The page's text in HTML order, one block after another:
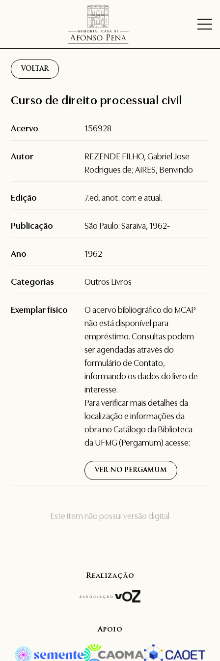
VOLTAR
Este item não possui versão digital
Curso de direito processual civil
Acervo 156928
Autor
REZENDE FILHO, Gabriel Jose
Rodrigues de; AIRES, Benvindo
Edição 7.ed. anot. corr. e atual.
Publicação São Paulo: Saraiva, 1962-
Ano 1962
Categorias Outros Livros
Exemplar físico
O acervo bibliográfico do MCAP
não está disponível para
empréstimo. Consultas podem
ser agendadas através do
formulário deContato,
informando os dados do livro de
interesse.
Para verificar mais detalhes da
localização e informações da
obra no Catálogo da Biblioteca
da UFMG (Pergamum) acesse:
VER NO PERGAMUM
Realização
Apoio